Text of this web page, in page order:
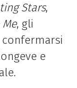
Stars,
Me, gli
e